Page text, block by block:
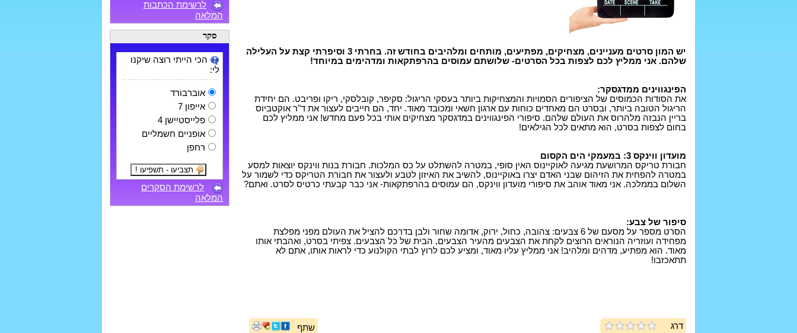
יש המון סרטים מעניינים, מצחיקים, מפתיעים, מותחים ומלהיבים בחודש זה. בחרתי 3 וסיפרתי קצת על העלילה
שלהם. אני ממליץ לכם לצפות בכל הסרטים- שלושתם עמוסים בהרפתקאות ומדהימים במיוחד!
הפינגווינים ממדגסקר:
את הסודות הכמוסים של הציפורים הסמויות והמצחיקות ביותר בעסקי הריגול: סקיפר, קובלסקי, ריקו ופריבט. הם יחידת
הריגול הטובה ביותר, ובסרט הם מאחדים כוחות עם ארגון חשאי ומכובד מאוד. יחד, הם חייבים לעצור את ד"ר אוקטביוס
בריין הנבזה מלהרוס את העולם שלהם. סיפורי הפינגווינים במדגסקר מצחיקים אותי בכל פעם מחדש! אני ממליץ לכם
בחום לצפות בסרט, הוא מתאים לכל הגילאים!
מועדון ווינקס 3: במעמקי הים הקסום
חבורת טריקס המרושעת מגיעה לאוקיינוס האין סופי, במטרה להשתלט על כס המלכות. חבורת בנות ווינקס יוצאות למסע
במטרה להפחית את הזיהום שבני האדם יצרו באוקיינוס, להשיב את האיזון לטבע ולעצור את חבורת הטריקס כדי לשמור על
השלום בממלכה. אני מאוד אוהב את סיפורי מועדון ווינקס, הם עמוסים בהרפתקאות- אני כבר קבעתי כרטיס לסרט. ואתם?
סיפור של צבע:
הסרט מספר על מסעם של 6 צבעים: צהובה, כחול, ירוק, אדומה שחור ולבן בדרכם להציל את העולם מפני מפלצת
מפחידה ועוזריה הנוראים הרוצים לקחת את הצבעים מהעיר הצבעים, הבית של כל הצבעים. צפיתי בסרט, ואהבתי אותו
מאוד. הוא מפתיע, מדהים ומלהיב! אני ממליץ עליו מאוד, ומציע לכם לרוץ לבתי הקולנוע כדי לראות אותו, אתם לא
תתאכזבו!
דרג שתף
לרשימת הכתבות
המלאה
סקר
הכי הייתי רוצה שיקנו
לי:
אוברבורד
אייפון 7
פלייסטיישן 4
אופניים חשמליים
רחפן
לרשימת הסקרים
המלאה